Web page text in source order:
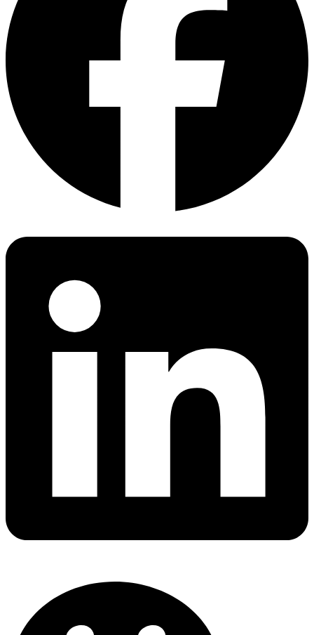
個人保護裝置(PPE)
噪音排放指令（戶外環境下使用，能産生噪聲發射的設
建材法規（CPR）